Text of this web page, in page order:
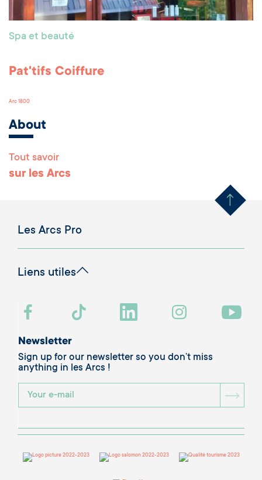
Spa et beauté
Pat'tifs Coiffure
Arc 1800
About
Tout savoir
sur les Arcs Remonter
Les Arcs Pro
Liens utiles
Newsletter
Sign up for our newsletter so you don’t miss
anything in les Arcs !